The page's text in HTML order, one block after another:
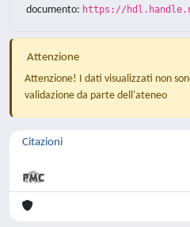
documento: https://
Attenzione
Attenzione! I dati visualizzati non
validazione da parte dell'ateneo
Citazioni